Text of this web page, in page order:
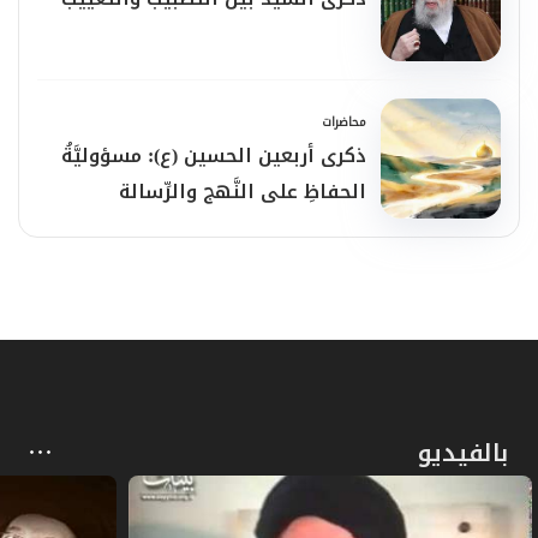
مرجعنا الكبير، نستشعر حجم الفقد الكبير لرجلٍ
كان حصنًا للأمَّة وصمَّام أمان لمسيرتها. غاب
الجسد، لكنَّ الفكر والمواقف بقيت خالدة لا
تموت.
***
دعاءٌ وتضرّع:
خدمة الدّين والدّفاع عن المظلومين، وأسكنْهُ
***
من أقوال المرجع السيّد محمَّد حسين فضل الله
محاضرات
ذكرى أربعين الحسين (ع): مسؤوليَّةُ
الحفاظِ على النَّهج والرِّسالة
بالفيديو